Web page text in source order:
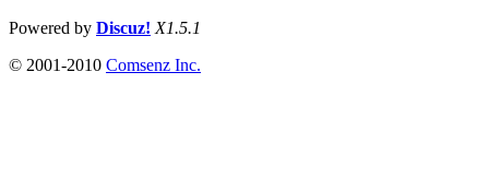
Powered by Discuz! X1.5.1
© 2001-2010 Comsenz Inc.